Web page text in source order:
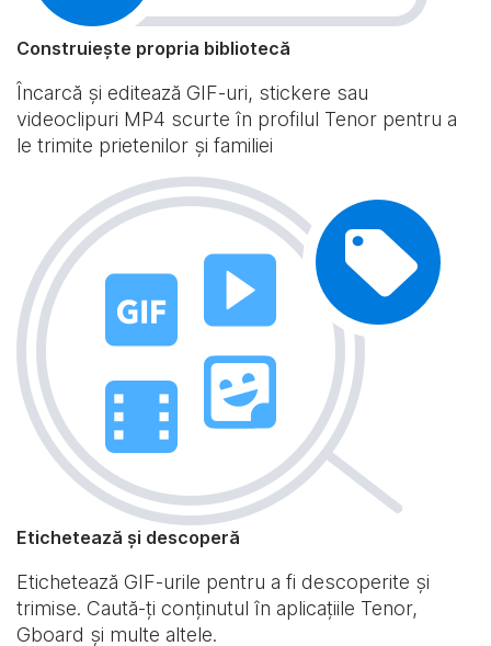
Construiește propria bibliotecă
Încarcă și editează GIF-uri, stickere sau
videoclipuri MP4 scurte în profilul Tenor pentru a
le trimite prietenilor și familiei
Etichetează și descoperă
Etichetează GIF-urile pentru a fi descoperite și
trimise. Caută-ți conținutul în aplicațiile Tenor,
Gboard și multe altele.